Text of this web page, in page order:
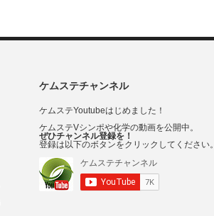
ケムステチャンネル
ケムステYoutubeはじめました！
ケムステVシンポや化学の動画を公開中。
ぜひチャンネル登録を！
登録は以下のボタンをクリックしてください。